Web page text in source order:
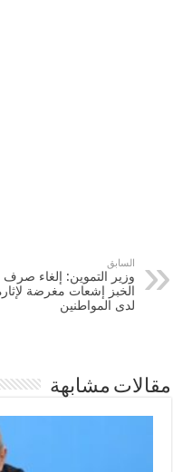
السابق
وزير التموين: إلغاء صرف
الخبز إشعات مغرضة
لدى المواطنين
مقالات مشابهة